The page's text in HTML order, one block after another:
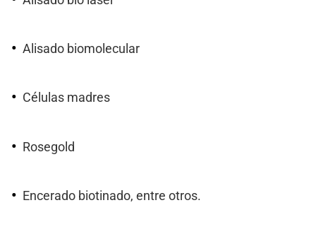
Alisado biomolecular
Células madres
Rosegold
Encerado biotinado, entre otros.